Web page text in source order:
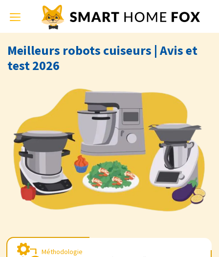
Toggle
navigation
Meilleurs robots cuiseurs | Avis et
test 2026
Méthodologie